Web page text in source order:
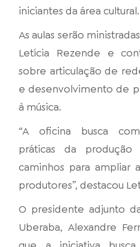
iniciantes da área cultural.
As aulas serão
Letícia Rezende e
sobre articulação de
e desenvolvimento de
à música.
“A oficina busca
práticas da produção
caminhos para ampliar
produtores”, destacou
O presidente adjunto
Uberaba, Alexandre